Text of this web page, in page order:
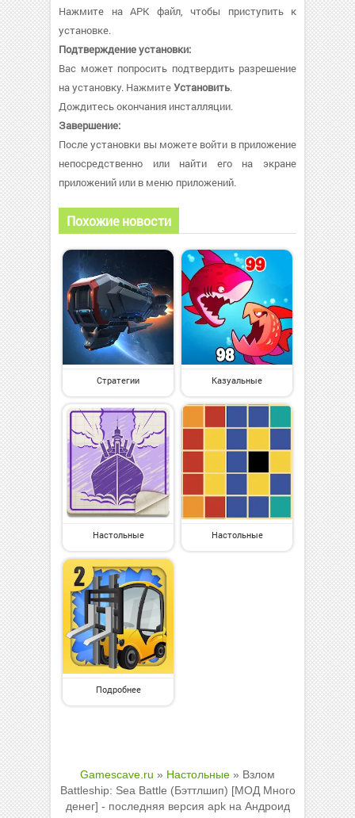
Нажмите на APK файл, чтобы приступить к
установке.
Подтверждение установки:
Вас может попросить подтвердить разрешение
на установку. НажмитеУстановить.
Дождитесь окончания инсталляции.
Завершение:
После установки вы можете войти в приложение
непосредственно или найти его на экране
приложений или в меню приложений.
Похожие новости
Стратегии Казуальные
Настольные Настольные
Подробнее
Gamescave.ru » Настольные » Взлом
Battleship: Sea Battle (Бэттлшип) [МОД Много
денег] - последняя версия apk на Андроид